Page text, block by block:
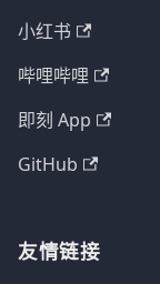
小红书
哔哩哔哩
即刻 App
GitHub
友情链接